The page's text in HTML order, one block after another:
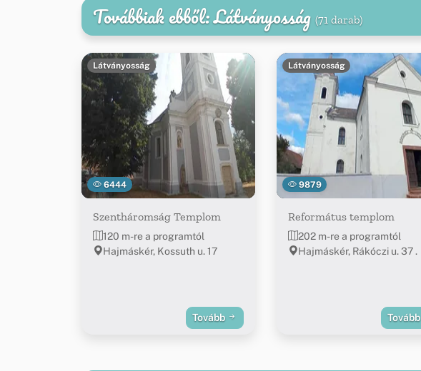
Továbbiak ebből: Látványosság (71 darab)
6444
Látványosság
Szentháromság Templom
120 m-re a programtól
Hajmáskér, Kossuth u. 17
Tovább
9879
Látványosság
Református templom
202 m-re a programtól
Hajmáskér, Rákóczi u. 37 .
Tovább